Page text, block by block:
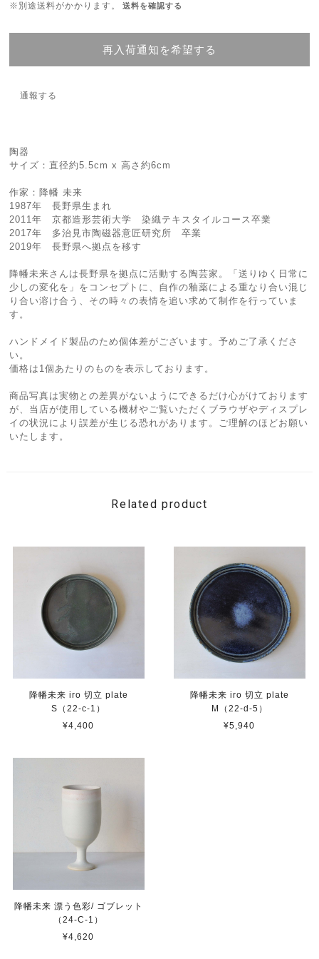
※別途送料がかかります。 送料を確認する
再入荷通知を希望する
通報する
陶器
サイズ：直径約5.5cm x 高さ約6cm
作家：降幡 未来
1987年 長野県生まれ
2011年 京都造形芸術大学 染織テキスタイルコース卒業
2017年 多治見市陶磁器意匠研究所 卒業
2019年 長野県へ拠点を移す
降幡未来さんは長野県を拠点に活動する陶芸家。「送りゆく日常に
少しの変化を」をコンセプトに、自作の釉薬による重なり合い混じ
り合い溶け合う、その時々の表情を追い求めて制作を行っていま
す。
ハンドメイド製品のため個体差がございます。予めご了承くださ
い。
価格は1個あたりのものを表示しております。
商品写真は実物との差異がないようにできるだけ心がけております
が、当店が使用している機材やご覧いただくブラウザやディスプレ
イの状況により誤差が生じる恐れがあります。ご理解のほどお願い
いたします。
Related product
降幡未来 iro 切立 plate
S（22-c-1）
¥4,400
降幡未来 iro 切立 plate
M（22-d-5）
¥5,940
降幡未来 漂う色彩/ ゴブレット
（24-C-1）
¥4,620